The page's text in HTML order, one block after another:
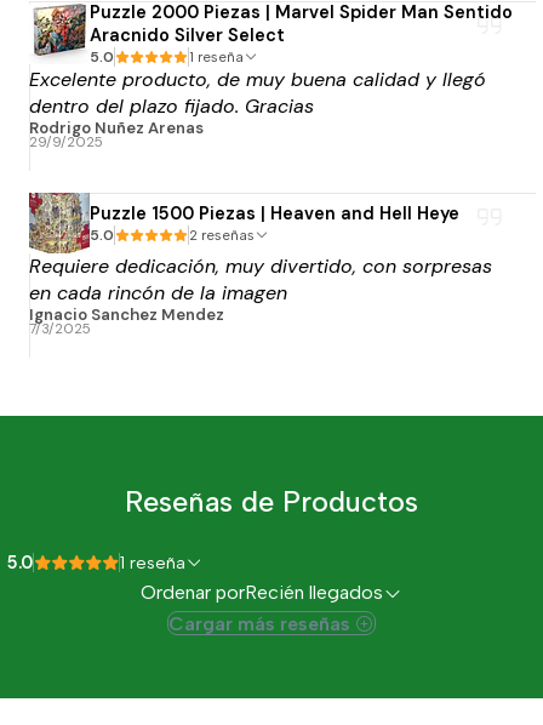
Puzzle 2000 Piezas | Marvel Spider Man Sentido
Aracnido Silver Select
5.0 1 reseña
Excelente producto, de muy buena calidad y llegó
dentro del plazo fijado. Gracias
Rodrigo Nuñez Arenas
29/9/2025
Puzzle 1500 Piezas | Heaven and Hell Heye
5.0 2 reseñas
Requiere dedicación, muy divertido, con sorpresas
en cada rincón de la imagen
Ignacio Sanchez Mendez
7/3/2025
Reseñas de Productos
5.0 1 reseña
Ordenar porRecién llegados
Cargar más reseñas